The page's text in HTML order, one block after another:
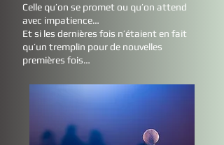
Celle qu’on se promet ou qu’on attend
avec impatience…
Et si les dernières fois n’étaient en fait
qu’un tremplin pour de nouvelles
premières fois…